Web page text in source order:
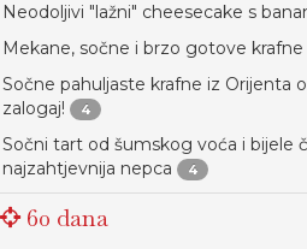
Neodoljivi "lažni" cheesecake s
Mekane, sočne i brzo gotove krafne
Sočne pahuljaste krafne iz Orijenta
zalogaj!
4
Sočni tart od šumskog voća i bijele
najzahtjevnija nepca
4
60 dana